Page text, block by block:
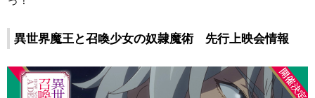
異世界魔王と召喚少女の奴隷魔術 先行上映会情報